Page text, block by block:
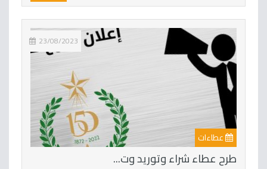
عطاءات
طرح عطاء شراء وتوريد وت...
23/08/2023